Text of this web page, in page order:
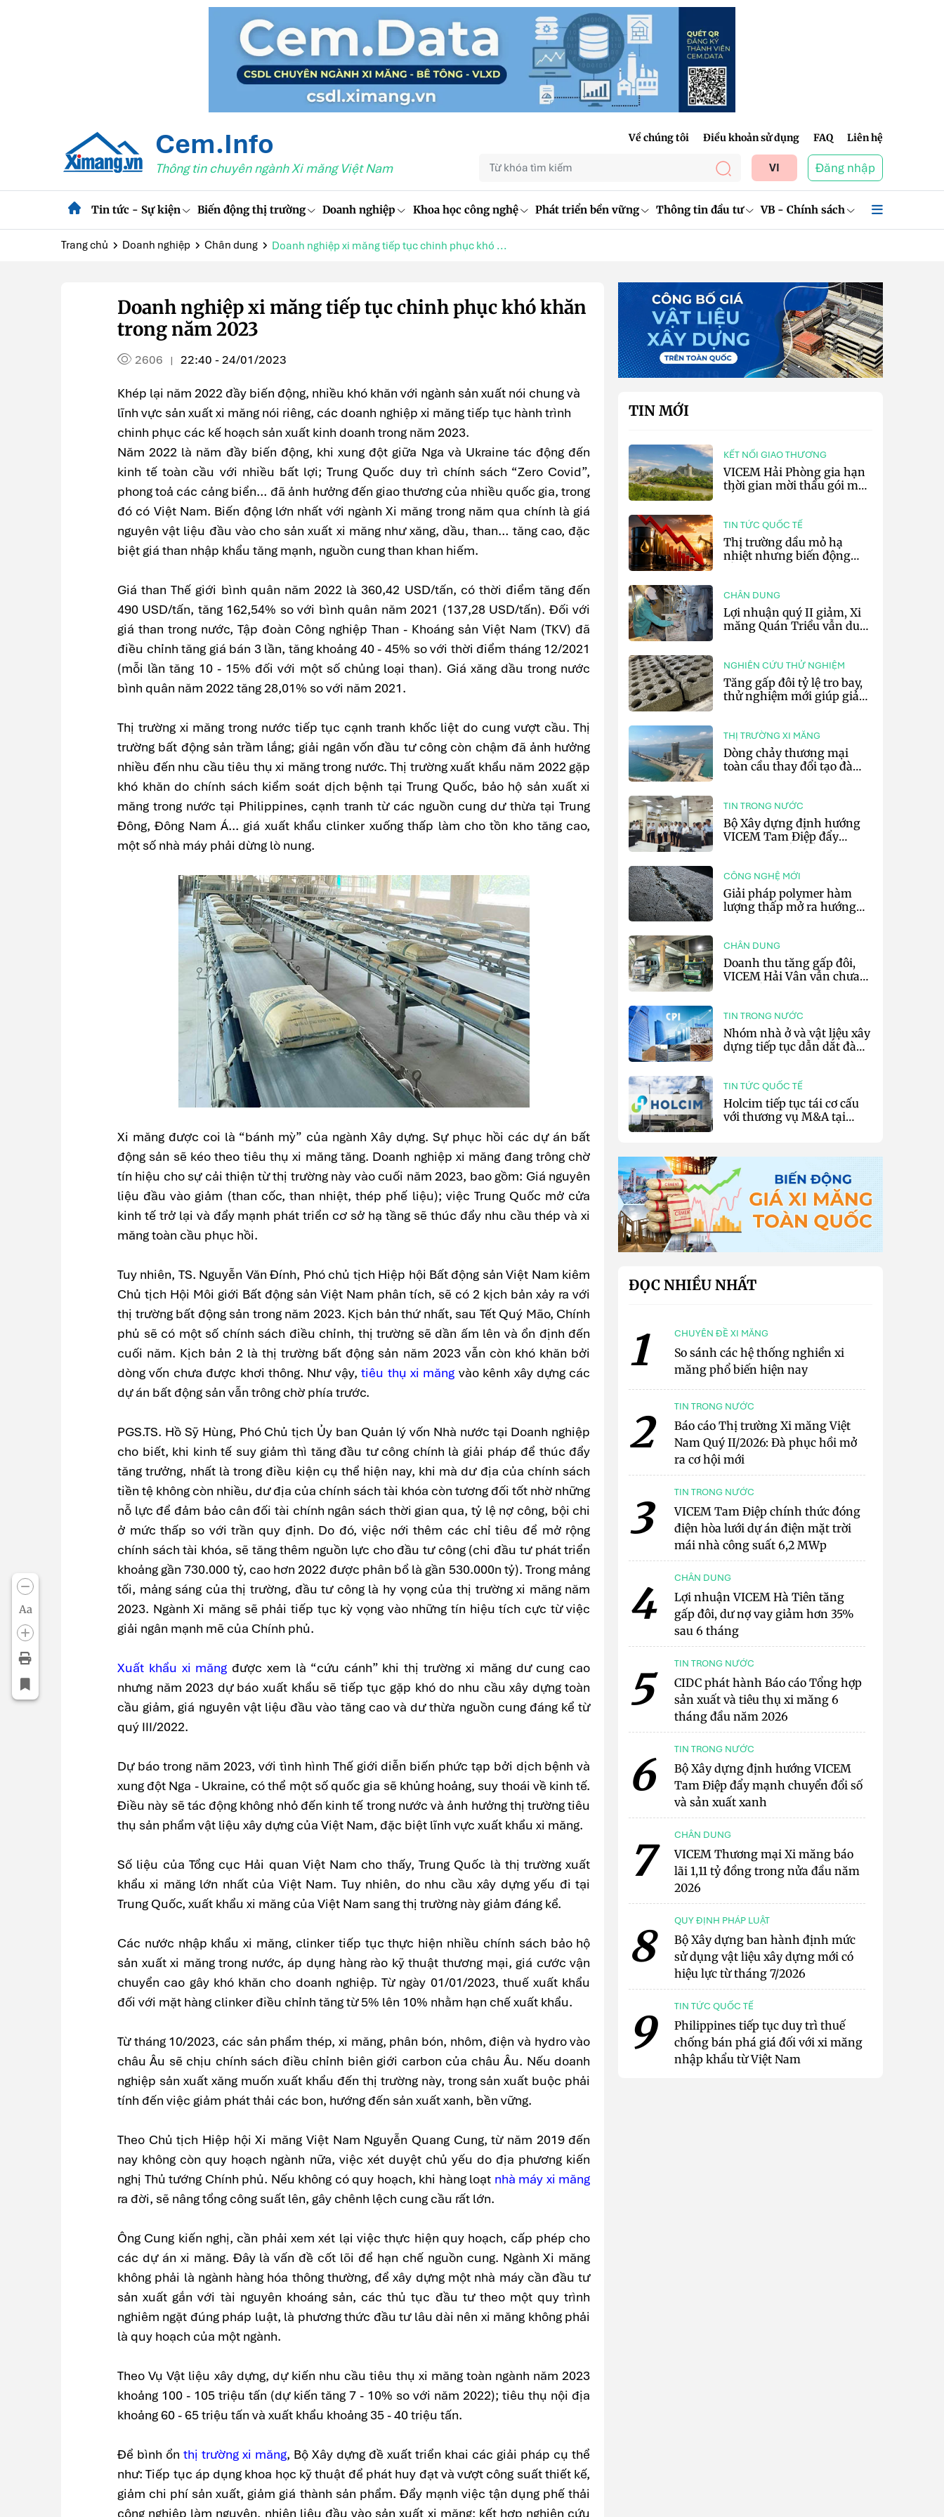
Cem.Info
Thông tin chuyên ngành Xi măng Việt Nam
Về chúng tôi Điều khoản sử dụng FAQ Liên hệ
VI Đăng nhập
Tin tức - Sự kiện Biến động thị trường Doanh nghiệp Khoa học công nghệ Phát triển bền vững Thông tin đầu tư VB - Chính sách
Trang chủ Doanh nghiệp Chân dung Doanh nghiệp xi măng tiếp tục chinh phục khó ...
Aa
Doanh nghiệp xi măng tiếp tục chinh phục khó khăn
trong năm 2023
2606 | 22:40 - 24/01/2023
Khép lại năm 2022 đầy biến động, nhiều khó khăn với ngành sản xuất nói chung và
lĩnh vực sản xuất xi măng nói riêng, các doanh nghiệp xi măng tiếp tục hành trình
chinh phục các kế hoạch sản xuất kinh doanh trong năm 2023.
Năm 2022 là năm đầy biến động, khi xung đột giữa Nga và Ukraine tác động đến
kinh tế toàn cầu với nhiều bất lợi; Trung Quốc duy trì chính sách “Zero Covid”,
phong toả các cảng biển… đã ảnh hưởng đến giao thương của nhiều quốc gia, trong
đó có Việt Nam. Biến động lớn nhất với ngành Xi măng trong năm qua chính là giá
nguyên vật liệu đầu vào cho sản xuất xi măng như xăng, dầu, than… tăng cao, đặc
biệt giá than nhập khẩu tăng mạnh, nguồn cung than khan hiếm.
Giá than Thế giới bình quân năm 2022 là 360,42 USD/tấn, có thời điểm tăng đến
490 USD/tấn, tăng 162,54% so với bình quân năm 2021 (137,28 USD/tấn). Đối với
giá than trong nước, Tập đoàn Công nghiệp Than - Khoáng sản Việt Nam (TKV) đã
điều chỉnh tăng giá bán 3 lần, tăng khoảng 40 - 45% so với thời điểm tháng 12/2021
(mỗi lần tăng 10 - 15% đối với một số chủng loại than). Giá xăng dầu trong nước
bình quân năm 2022 tăng 28,01% so với năm 2021.
Thị trường xi măng trong nước tiếp tục cạnh tranh khốc liệt do cung vượt cầu. Thị
trường bất động sản trầm lắng; giải ngân vốn đầu tư công còn chậm đã ảnh hưởng
nhiều đến nhu cầu tiêu thụ xi măng trong nước. Thị trường xuất khẩu năm 2022 gặp
khó khăn do chính sách kiểm soát dịch bệnh tại Trung Quốc, bảo hộ sản xuất xi
măng trong nước tại Philippines, cạnh tranh từ các nguồn cung dư thừa tại Trung
Đông, Đông Nam Á... giá xuất khẩu clinker xuống thấp làm cho tồn kho tăng cao,
một số nhà máy phải dừng lò nung.
Xi măng được coi là “bánh mỳ” của ngành Xây dựng. Sự phục hồi các dự án bất
động sản sẽ kéo theo tiêu thụ xi măng tăng. Doanh nghiệp xi măng đang trông chờ
tín hiệu cho sự cải thiện từ thị trường này vào cuối năm 2023, bao gồm: Giá nguyên
liệu đầu vào giảm (than cốc, than nhiệt, thép phế liệu); việc Trung Quốc mở cửa
kinh tế trở lại và đẩy mạnh phát triển cơ sở hạ tầng sẽ thúc đẩy nhu cầu thép và xi
măng toàn cầu phục hồi.
Tuy nhiên, TS. Nguyễn Văn Đính, Phó chủ tịch Hiệp hội Bất động sản Việt Nam kiêm
Chủ tịch Hội Môi giới Bất động sản Việt Nam phân tích, sẽ có 2 kịch bản xảy ra với
thị trường bất động sản trong năm 2023. Kịch bản thứ nhất, sau Tết Quý Mão, Chính
phủ sẽ có một số chính sách điều chỉnh, thị trường sẽ dần ấm lên và ổn định đến
cuối năm. Kịch bản 2 là thị trường bất động sản năm 2023 vẫn còn khó khăn bởi
dòng vốn chưa được khơi thông. Như vậy,tiêu thụ xi măng vào kênh xây dựng các
dự án bất động sản vẫn trông chờ phía trước.
PGS.TS. Hồ Sỹ Hùng, Phó Chủ tịch Ủy ban Quản lý vốn Nhà nước tại Doanh nghiệp
cho biết, khi kinh tế suy giảm thì tăng đầu tư công chính là giải pháp để thúc đẩy
tăng trưởng, nhất là trong điều kiện cụ thể hiện nay, khi mà dư địa của chính sách
tiền tệ không còn nhiều, dư địa của chính sách tài khóa còn tương đối tốt nhờ những
nỗ lực để đảm bảo cân đối tài chính ngân sách thời gian qua, tỷ lệ nợ công, bội chi
ở mức thấp so với trần quy định. Do đó, việc nới thêm các chỉ tiêu để mở rộng
chính sách tài khóa, sẽ tăng thêm nguồn lực cho đầu tư công (chi đầu tư phát triển
khoảng gần 730.000 tỷ, cao hơn 2022 được phân bổ là gần 530.000n tỷ). Trong mảng
tối, mảng sáng của thị trường, đầu tư công là hy vọng của thị trường xi măng năm
2023. Ngành Xi măng sẽ phải tiếp tục kỳ vọng vào những tín hiệu tích cực từ việc
giải ngân mạnh mẽ của Chính phủ.
Xuất khẩu xi măng được xem là “cứu cánh” khi thị trường xi măng dư cung cao
nhưng năm 2023 dự báo xuất khẩu sẽ tiếp tục gặp khó do nhu cầu xây dựng toàn
cầu giảm, giá nguyên vật liệu đầu vào tăng cao và dư thừa nguồn cung đáng kể từ
quý III/2022.
Dự báo trong năm 2023, với tình hình Thế giới diễn biến phức tạp bởi dịch bệnh và
xung đột Nga - Ukraine, có thể một số quốc gia sẽ khủng hoảng, suy thoái về kinh tế.
Điều này sẽ tác động không nhỏ đến kinh tế trong nước và ảnh hưởng thị trường tiêu
thụ sản phẩm vật liệu xây dựng của Việt Nam, đặc biệt lĩnh vực xuất khẩu xi măng.
Số liệu của Tổng cục Hải quan Việt Nam cho thấy, Trung Quốc là thị trường xuất
khẩu xi măng lớn nhất của Việt Nam. Tuy nhiên, do nhu cầu xây dựng yếu đi tại
Trung Quốc, xuất khẩu xi măng của Việt Nam sang thị trường này giảm đáng kể.
Các nước nhập khẩu xi măng, clinker tiếp tục thực hiện nhiều chính sách bảo hộ
sản xuất xi măng trong nước, áp dụng hàng rào kỹ thuật thương mại, giá cước vận
chuyển cao gây khó khăn cho doanh nghiệp. Từ ngày 01/01/2023, thuế xuất khẩu
đối với mặt hàng clinker điều chỉnh tăng từ 5% lên 10% nhằm hạn chế xuất khẩu.
Từ tháng 10/2023, các sản phẩm thép, xi măng, phân bón, nhôm, điện và hydro vào
châu Âu sẽ chịu chính sách điều chỉnh biên giới carbon của châu Âu. Nếu doanh
nghiệp sản xuất xăng muốn xuất khẩu đến thị trường này, trong sản xuất buộc phải
tính đến việc giảm phát thải các bon, hướng đến sản xuất xanh, bền vững.
Theo Chủ tịch Hiệp hội Xi măng Việt Nam Nguyễn Quang Cung, từ năm 2019 đến
nay không còn quy hoạch ngành nữa, việc xét duyệt chủ yếu do địa phương kiến
nghị Thủ tướng Chính phủ. Nếu không có quy hoạch, khi hàng loạt nhà máy xi măng
ra đời, sẽ nâng tổng công suất lên, gây chênh lệch cung cầu rất lớn.
Ông Cung kiến nghị, cần phải xem xét lại việc thực hiện quy hoạch, cấp phép cho
các dự án xi măng. Đây là vấn đề cốt lõi để hạn chế nguồn cung. Ngành Xi măng
không phải là ngành hàng hóa thông thường, để xây dựng một nhà máy cần đầu tư
sản xuất gắn với tài nguyên khoáng sản, các thủ tục đầu tư theo một quy trình
nghiêm ngặt đúng pháp luật, là phương thức đầu tư lâu dài nên xi măng không phải
là quy hoạch của một ngành.
Theo Vụ Vật liệu xây dựng, dự kiến nhu cầu tiêu thụ xi măng toàn ngành năm 2023
khoảng 100 - 105 triệu tấn (dự kiến tăng 7 - 10% so với năm 2022); tiêu thụ nội địa
khoảng 60 - 65 triệu tấn và xuất khẩu khoảng 35 - 40 triệu tấn.
Để bình ổnthị trường xi măng, Bộ Xây dựng đề xuất triển khai các giải pháp cụ thể
như: Tiếp tục áp dụng khoa học kỹ thuật để phát huy đạt và vượt công suất thiết kế,
giảm chi phí sản xuất, giảm giá thành sản phẩm. Đẩy mạnh việc tận dụng phế thải
công nghiệp làm nguyên, nhiên liệu đầu vào sản xuất xi măng; kết hợp nghiên cứu
TIN MỚI
KẾT NỐI GIAO THƯƠNG
VICEM Hải Phòng gia hạn
thời gian mời thầu gói mua
TIN TỨC QUỐC TẾ
Thị trường dầu mỏ hạ
nhiệt nhưng biến động
CHÂN DUNG
Lợi nhuận quý II giảm, Xi
măng Quán Triều vẫn duy
NGHIÊN CỨU THỬ NGHIỆM
Tăng gấp đôi tỷ lệ tro bay,
thử nghiệm mới giúp giảm
THỊ TRƯỜNG XI MĂNG
Dòng chảy thương mại
toàn cầu thay đổi tạo đà
TIN TRONG NƯỚC
Bộ Xây dựng định hướng
VICEM Tam Điệp đẩy
CÔNG NGHỆ MỚI
Giải pháp polymer hàm
lượng thấp mở ra hướng
CHÂN DUNG
Doanh thu tăng gấp đôi,
VICEM Hải Vân vẫn chưa
TIN TRONG NƯỚC
Nhóm nhà ở và vật liệu xây
dựng tiếp tục dẫn dắt đà
TIN TỨC QUỐC TẾ
Holcim tiếp tục tái cơ cấu
với thương vụ M&A tại
ĐỌC NHIỀU NHẤT
1 CHUYÊN ĐỀ XI MĂNG
So sánh các hệ thống nghiền xi
măng phổ biến hiện nay
2 TIN TRONG NƯỚC
Báo cáo Thị trường Xi măng Việt
Nam Quý II/2026: Đà phục hồi mở
ra cơ hội mới
3 TIN TRONG NƯỚC
VICEM Tam Điệp chính thức đóng
điện hòa lưới dự án điện mặt trời
mái nhà công suất 6,2 MWp
4 CHÂN DUNG
Lợi nhuận VICEM Hà Tiên tăng
gấp đôi, dư nợ vay giảm hơn 35%
sau 6 tháng
5 TIN TRONG NƯỚC
CIDC phát hành Báo cáo Tổng hợp
sản xuất và tiêu thụ xi măng 6
tháng đầu năm 2026
6 TIN TRONG NƯỚC
Bộ Xây dựng định hướng VICEM
Tam Điệp đẩy mạnh chuyển đổi số
và sản xuất xanh
7 CHÂN DUNG
VICEM Thương mại Xi măng báo
lãi 1,11 tỷ đồng trong nửa đầu năm
2026
8 QUY ĐỊNH PHÁP LUẬT
Bộ Xây dựng ban hành định mức
sử dụng vật liệu xây dựng mới có
hiệu lực từ tháng 7/2026
9 TIN TỨC QUỐC TẾ
Philippines tiếp tục duy trì thuế
chống bán phá giá đối với xi măng
nhập khẩu từ Việt Nam